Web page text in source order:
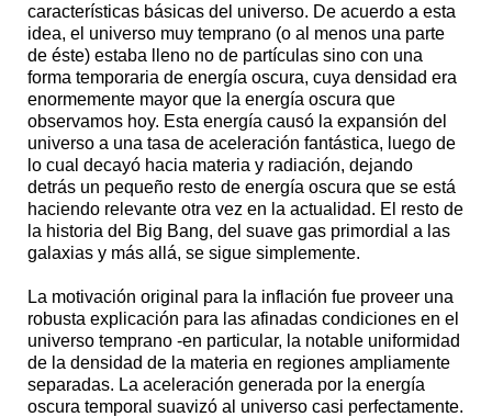
características básicas del universo. De acuerdo a esta
idea, el universo muy temprano (o al menos una parte
de éste) estaba lleno no de partículas sino con una
forma temporaria de energía oscura, cuya densidad era
enormemente mayor que la energía oscura que
observamos hoy. Esta energía causó la expansión del
universo a una tasa de aceleración fantástica, luego de
lo cual decayó hacia materia y radiación, dejando
detrás un pequeño resto de energía oscura que se está
haciendo relevante otra vez en la actualidad. El resto de
la historia del Big Bang, del suave gas primordial a las
galaxias y más allá, se sigue simplemente.
La motivación original para la inflación fue proveer una
robusta explicación para las afinadas condiciones en el
universo temprano -en particular, la notable uniformidad
de la densidad de la materia en regiones ampliamente
separadas. La aceleración generada por la energía
oscura temporal suavizó al universo casi perfectamente.